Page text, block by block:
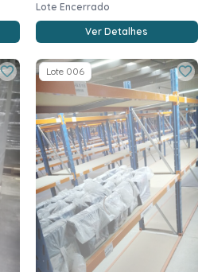
Lote Encerrado
Ver Detalhes
Lote 006